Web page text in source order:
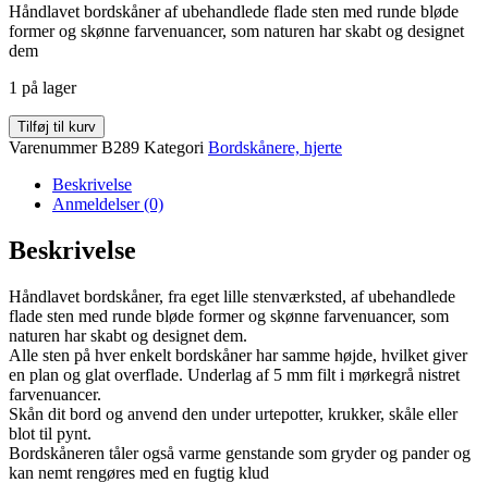
Håndlavet bordskåner af ubehandlede flade sten med runde bløde
former og skønne farvenuancer, som naturen har skabt og designet
dem
1 på lager
Lille
-
antal
Tilføj til kurv
VarenummerB289 Kategori Bordskånere, hjerte
Beskrivelse
Anmeldelser (0)
Beskrivelse
Håndlavet bordskåner, fra eget lille stenværksted, af ubehandlede
flade sten med runde bløde former og skønne farvenuancer, som
naturen har skabt og designet dem.
Alle sten på hver enkelt bordskåner har samme højde, hvilket giver
en plan og glat overflade. Underlag af 5 mm filt i mørkegrå nistret
farvenuancer.
Skån dit bord og anvend den under urtepotter, krukker, skåle eller
blot til pynt.
Bordskåneren tåler også varme genstande som gryder og pander og
kan nemt rengøres med en fugtig klud